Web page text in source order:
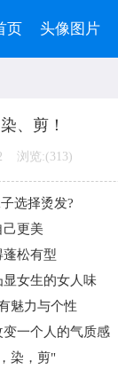
页 头像图片
、剪！
浏览:(313)
选择烫发?
更美
松有型
女生的女人味
魅力与个性
一个人的气质感
染，剪"